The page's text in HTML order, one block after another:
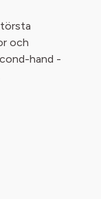
och
hand -